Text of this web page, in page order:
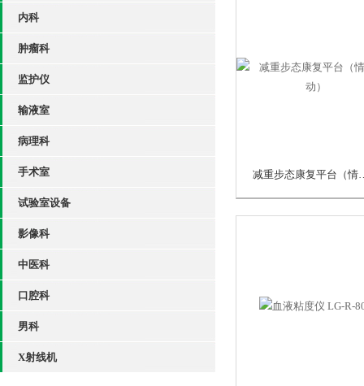
内科
肿瘤科
监护仪
输液室
病理科
手术室
试验室设备
影像科
中医科
口腔科
男科
X射线机
减重步态